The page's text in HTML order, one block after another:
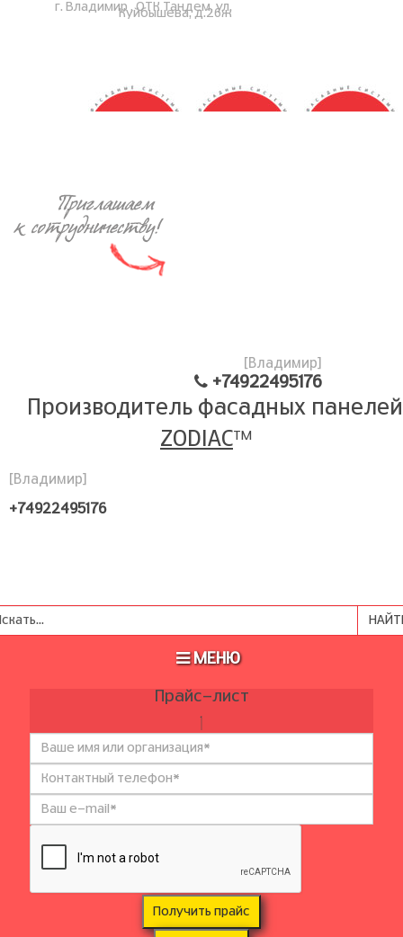
г. Владимир , ОТК Тандем, ул.
Куйбышева, д.26ж
ZODIAC
[Владимир]
+74922495176
Производитель фасадных панелей
ZODIACTM
[Владимир]
+74922495176
МЕНЮ
Прайс-лист
Получить прайс